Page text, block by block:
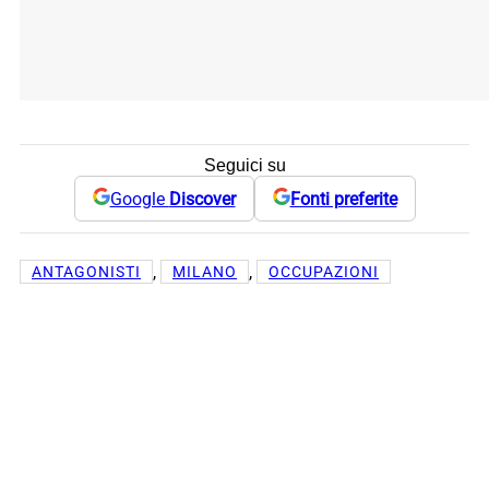
Seguici su
Google Discover Fonti preferite
ANTAGONISTI , MILANO , OCCUPAZIONI